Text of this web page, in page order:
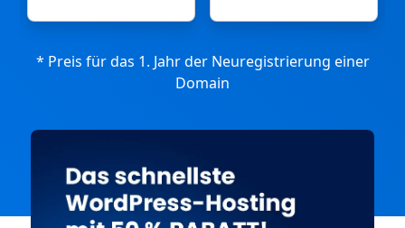
* Preis für das 1. Jahr der Neuregistrierung einer
Domain